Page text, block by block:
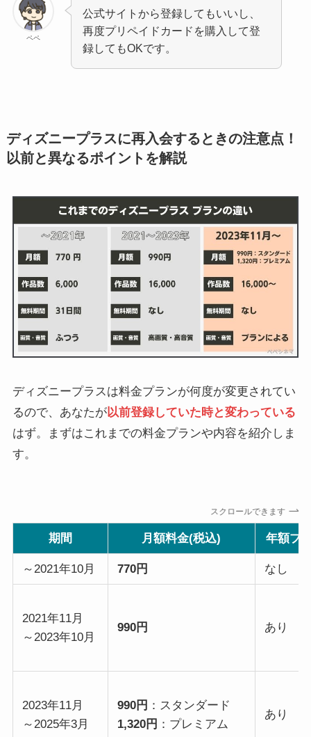
ペペ
公式サイトから登録してもいいし、
再度プリペイドカードを購入して登
録してもOKです。
ディズニープラスに再入会するときの注意点！
以前と異なるポイントを解説
ディズニープラスは料金プランが何度が変更されてい
るので、あなたが以前登録していた時と変わっている
はず。まずはこれまでの料金プランや内容を紹介しま
す。
スクロールできます
期間 月額料金(税込) 年額プ
～2021年10月 770円 なし
2021年11月
～2023年10月
990円 あり
2023年11月
～2025年3月
990円 ：スタンダード
1,320円 ：プレミアム
あり